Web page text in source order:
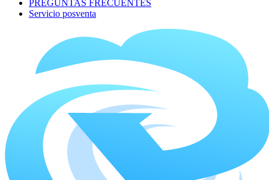
PREGUNTAS FRECUENTES
Servicio posventa